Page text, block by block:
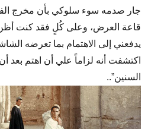
جار صدمه سوء سلوكي بأن مخرج
قاعة العرض، وعلى كُلٍ فقد كنت
يدفعني إلى الاهتمام بما تعرضه
اكتشفت أنه لزاماً علي أن اهتم بعد
السنين”..